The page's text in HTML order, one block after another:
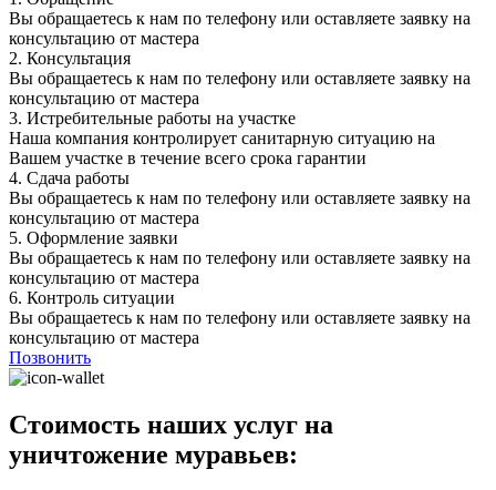
Вы обращаетесь к нам по телефону или оставляете заявку на
консультацию от мастера
2. Консультация
Вы обращаетесь к нам по телефону или оставляете заявку на
консультацию от мастера
3. Истребительные работы на участке
Наша компания контролирует санитарную ситуацию на
Вашем участке в течение всего срока гарантии
4. Сдача работы
Вы обращаетесь к нам по телефону или оставляете заявку на
консультацию от мастера
5. Оформление заявки
Вы обращаетесь к нам по телефону или оставляете заявку на
консультацию от мастера
6. Контроль ситуации
Вы обращаетесь к нам по телефону или оставляете заявку на
консультацию от мастера
Позвонить
Стоимость наших услуг на
уничтожение муравьев: